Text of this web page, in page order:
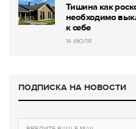
Тишина как
необходимо
к себе
14 ИЮЛЯ
ПОДПИСКА НА НОВОСТИ